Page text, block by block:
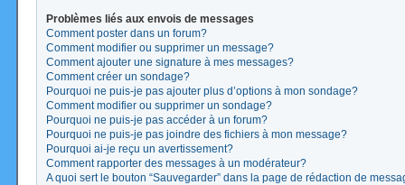
Problèmes liés aux envois de messages
Comment poster dans un forum?
Comment modifier ou supprimer un message?
Comment ajouter une signature à mes messages?
Comment créer un sondage?
Pourquoi ne puis-je pas ajouter plus d’options à mon sondage?
Comment modifier ou supprimer un sondage?
Pourquoi ne puis-je pas accéder à un forum?
Pourquoi ne puis-je pas joindre des fichiers à mon message?
Pourquoi ai-je reçu un avertissement?
Comment rapporter des messages à un modérateur?
A quoi sert le bouton “Sauvegarder” dans la page de rédaction de